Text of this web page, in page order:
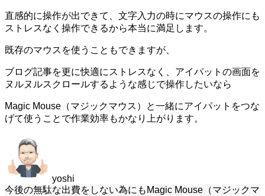
直感的に操作が出できて、文字入力の時にマウスの操作にも
ストレスなく操作できるから本当に満足します。
既存のマウスを使うこともできますが、
ブログ記事を更に快適にストレスなく、 アイパットの画面を
ヌルヌルスクロールするような感じで操作したいなら
Magic Mouse（マジックマウス）と一緒にアイパットをつな
げて使うことで作業効率もかなり上がります。
yoshi
今後の無駄な出費をしない為にもMagic Mouse（マジックマ